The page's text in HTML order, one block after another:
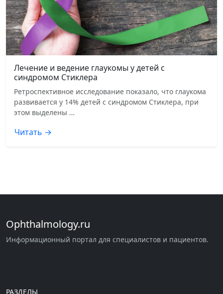
Лечение и ведение глаукомы у детей с
синдромом Стиклера
Ретроспективное исследование показало, что глаукома
развивается у 14% детей с синдромом Стиклера, при
этом выделены …
Читать →
Ophthalmology.ru
Информационный портал для специалистов и пациентов.
РАЗДЕЛЫ